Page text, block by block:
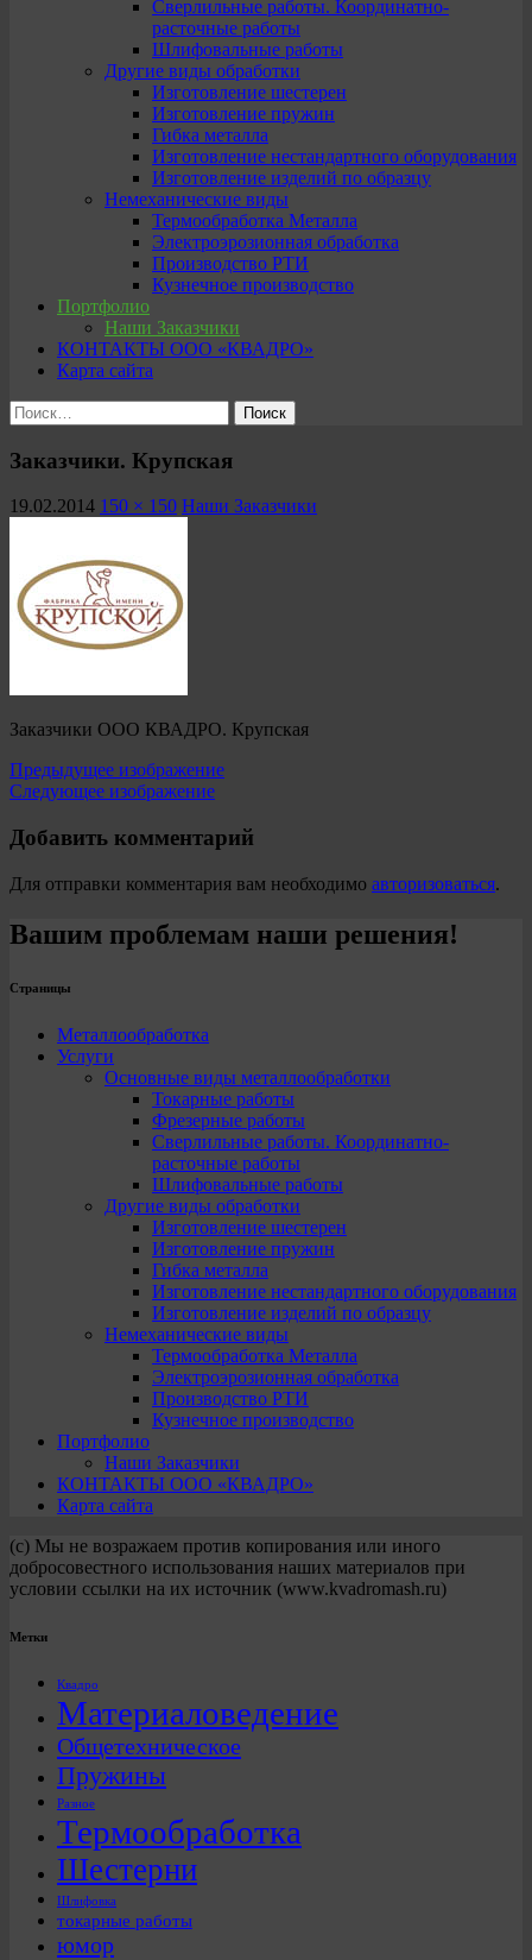
Сверлильные работы. Координатно-
расточные работы
Шлифовальные работы
Другие виды обработки
Изготовление шестерен
Изготовление пружин
Гибка металла
Изготовление нестандартного оборудования
Изготовление изделий по образцу
Немеханические виды
Термообработка Металла
Электроэрозионная обработка
Производство РТИ
Кузнечное производство
Портфолио
Наши Заказчики
КОНТАКТЫ ООО «КВАДРО»
Карта сайта
Найти:
Заказчики. Крупская
19.02.2014 150 × 150 Наши Заказчики
Заказчики ООО КВАДРО. Крупская
Предыдущее изображение
Следующее изображение
Добавить комментарий
Для отправки комментария вам необходимо авторизоваться.
Вашим проблемам наши решения!
Страницы
Металлообработка
Услуги
Основные виды металлообработки
Токарные работы
Фрезерные работы
Сверлильные работы. Координатно-
расточные работы
Шлифовальные работы
Другие виды обработки
Изготовление шестерен
Изготовление пружин
Гибка металла
Изготовление нестандартного оборудования
Изготовление изделий по образцу
Немеханические виды
Термообработка Металла
Электроэрозионная обработка
Производство РТИ
Кузнечное производство
Портфолио
Наши Заказчики
КОНТАКТЫ ООО «КВАДРО»
Карта сайта
(с) Мы не возражаем против копирования или иного
добросовестного использования наших материалов при
условии ссылки на их источник (www.kvadromash.ru)
Метки
Квадро
Материаловедение
Общетехническое
Пружины
Разное
Термообработка
Шестерни
Шлифовка
токарные работы
юмор